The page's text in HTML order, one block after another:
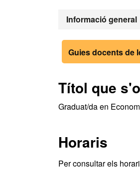
Informació general
Grau
Guies docents de
Títol que
Graduat/da en
Horaris
Per consultar els